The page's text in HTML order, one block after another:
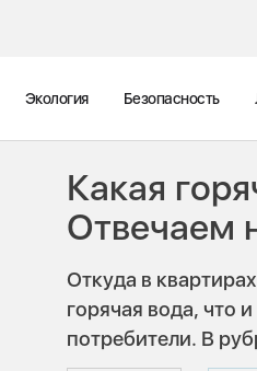
Экология Безопасность
Какая
Отвечаем
Откуда в
горячая вода, что
потребители. В